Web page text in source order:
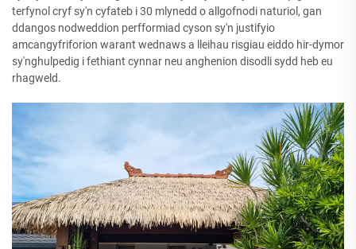
terfynol cryf sy'n cyfateb i 30 mlynedd o allgofnodi naturiol, gan
ddangos nodweddion perfformiad cyson sy'n justifyio
amcangyfriforion warant wednaws a lleihau risgiau eiddo hir-dymor
sy'nghulpedig i fethiant cynnar neu anghenion disodli sydd heb eu
rhagweld.